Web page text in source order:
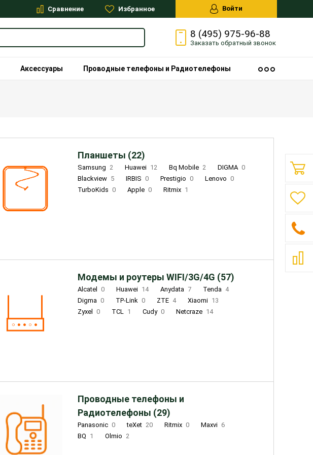
Сравнение Избранное Войти
8 (495) 975-96-88
Заказать обратный звонок
Аксессуары Проводные телефоны и Радиотелефоны
Планшеты (22)
Samsung 2 Huawei 12 Bq Mobile 2 DIGMA 0
Blackview 5 IRBIS 0 Prestigio 0 Lenovo 0
TurboKids 0 Apple 0 Ritmix 1
Модемы и роутеры WIFI/3G/4G (57)
Alcatel 0 Huawei 14 Anydata 7 Tenda 4
Digma 0 TP-Link 0 ZTE 4 Xiaomi 13
Zyxel
0 TCL 1 Cudy 0 Netcraze 14
Проводные телефоны и
Радиотелефоны (29)
Panasonic 0 teXet 20 Ritmix 0 Maxvi 6
BQ 1 Olmio 2